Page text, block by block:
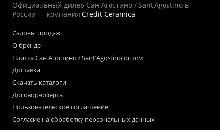
Официальный дилер Сан Агостино / Sant’Agostino в
России — компания Credit Ceramica
Салоны продаж
О бренде
Плитка Сан Агостино / Sant’Agostino оптом
Доставка
Скачать каталоги
Договор-оферта
Пользовательское соглашение
Согласие на обработку персональных данных